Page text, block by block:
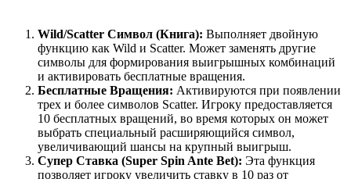
Wild/Scatter Символ (Книга): Выполняет двойную
функцию как Wild и Scatter. Может заменять другие
символы для формирования выигрышных комбинаций
и активировать бесплатные вращения.
Бесплатные Вращения: Активируются при появлении
трех и более символов Scatter. Игроку предоставляется
10 бесплатных вращений, во время которых он может
выбрать специальный расширяющийся символ,
увеличивающий шансы на крупный выигрыш.
Супер Ставка (Super Spin Ante Bet): Эта функция
позволяет игроку увеличить ставку в 10 раз от